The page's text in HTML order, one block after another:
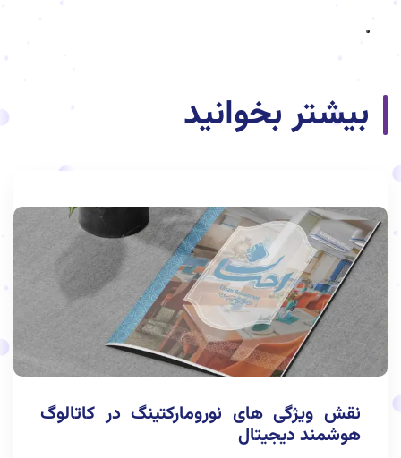
بیشتر بخوانید
نقش ویژگی های نورومارکتینگ در کاتالوگ
هوشمند دیجیتال